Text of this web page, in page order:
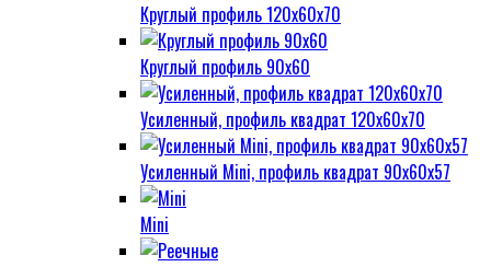
Круглый профиль 120х60х70
Круглый профиль 90х60
Усиленный, профиль квадрат 120х60х70
Усиленный Mini, профиль квадрат 90х60х57
Mini